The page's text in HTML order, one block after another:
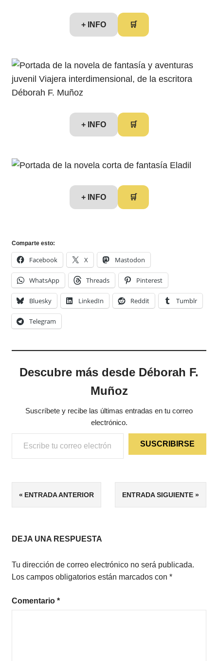
+ INFO 🛒
+ INFO 🛒
+ INFO 🛒
Comparte esto:
Facebook X Mastodon
WhatsApp Threads Pinterest
Bluesky LinkedIn Reddit Tumblr
Telegram
Descubre más desde Déborah F.
Muñoz
Suscríbete y recibe las últimas entradas en tu correo
electrónico.
Escribe tu correo electrónico…
SUSCRIBIRSE
ETIQUETAS
FANTASÍA
Navegación
entradas
ENTRADA ANTERIOR ENTRADA SIGUIENTE
DEJA UNA RESPUESTA
Tu dirección de correo electrónico no será publicada.
Los campos obligatorios están marcados con *
Comentario *